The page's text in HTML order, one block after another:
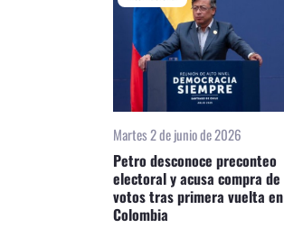
Martes 2 de junio de 2026
Petro desconoce preconteo
electoral y acusa compra de
votos tras primera vuelta en
Colombia